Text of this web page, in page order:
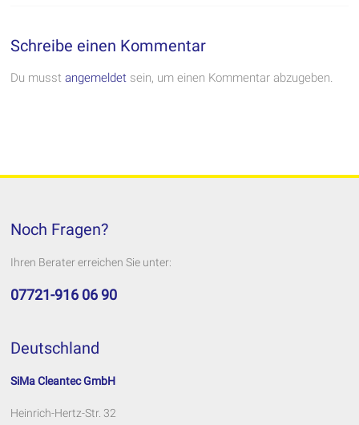
Schreibe einen Kommentar
Du musstangemeldet sein, um einen Kommentar abzugeben.
Noch Fragen?
Ihren Berater erreichen Sie unter:
07721-916 06 90
Deutschland
SiMa Cleantec GmbH
Heinrich-Hertz-Str. 32